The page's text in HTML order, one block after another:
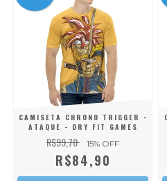
CAMISETA CHRONO TRIGGER -
ATAQUE - DRY FIT GAMES
R$99,70 15% OFF
R$84,90